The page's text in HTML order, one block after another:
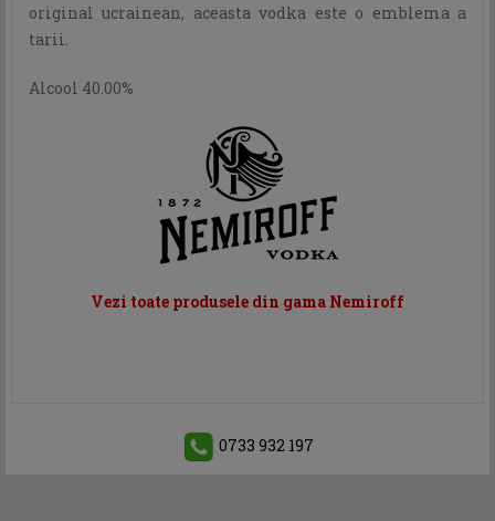
original ucrainean, aceasta vodka este o emblema a
tarii.
Alcool 40.00%
Vezi toate produsele din gama Nemiroff
0733 932 197